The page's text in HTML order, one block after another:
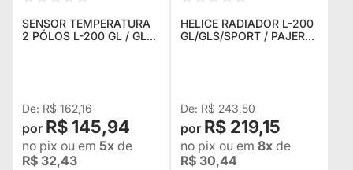
SENSOR TEMPERATURA
2 PÓLOS L-200 GL / GLS
R$ 162,16
R$ 145,94
no pix ou em 5x de
R$ 32,43
HELICE RADIADOR L-200
GL/GLS/SPORT / PAJERO
R$ 243,50
R$ 219,15
no pix ou em 8x de
R$ 30,44